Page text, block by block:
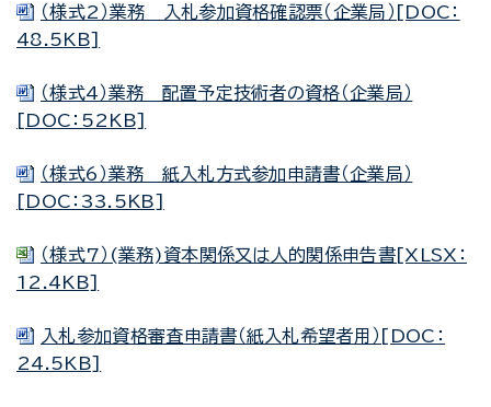
（様式2）業務 入札参加資格確認票（企業局）[DOC：
48.5KB]
（様式4）業務 配置予定技術者の資格（企業局）
[DOC：52KB]
（様式6）業務 紙入札方式参加申請書（企業局）
[DOC：33.5KB]
（様式7）(業務)資本関係又は人的関係申告書[XLSX：
12.4KB]
入札参加資格審査申請書（紙入札希望者用）[DOC：
24.5KB]